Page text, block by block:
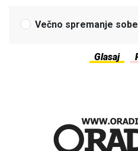
Večno spremanje sobe